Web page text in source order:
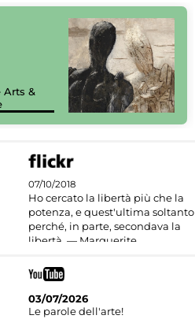
Arts &
07/10/2018
Ho cercato la libertà più che la
potenza, e quest'ultima soltanto
perché, in parte, secondava la
libertà. — Marguerite
03/07/2026
Le parole dell'arte!